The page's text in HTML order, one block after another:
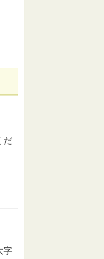
だ
字